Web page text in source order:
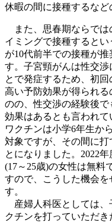
休暇の間に接種するなど
また、思春期ならでは
イミングで接種すると
が10代前半での接種が
す。子宮頸がんは性交
とで発症するため、初
高い予防効果が得られ
のの、性交渉の経験後
効果はあるとも言われ
ワクチンは小学6年生か
対象ですが、その間に
とになりました。2022
(17～25歳)の女性は無料
すので、こうした機会
す。
産婦人科医としては、
クチンを打っていただ